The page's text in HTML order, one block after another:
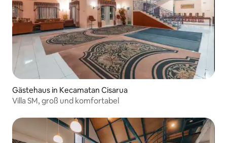
Gästehaus in Kecamatan Cisarua
Villa SM, groß und komfortabel